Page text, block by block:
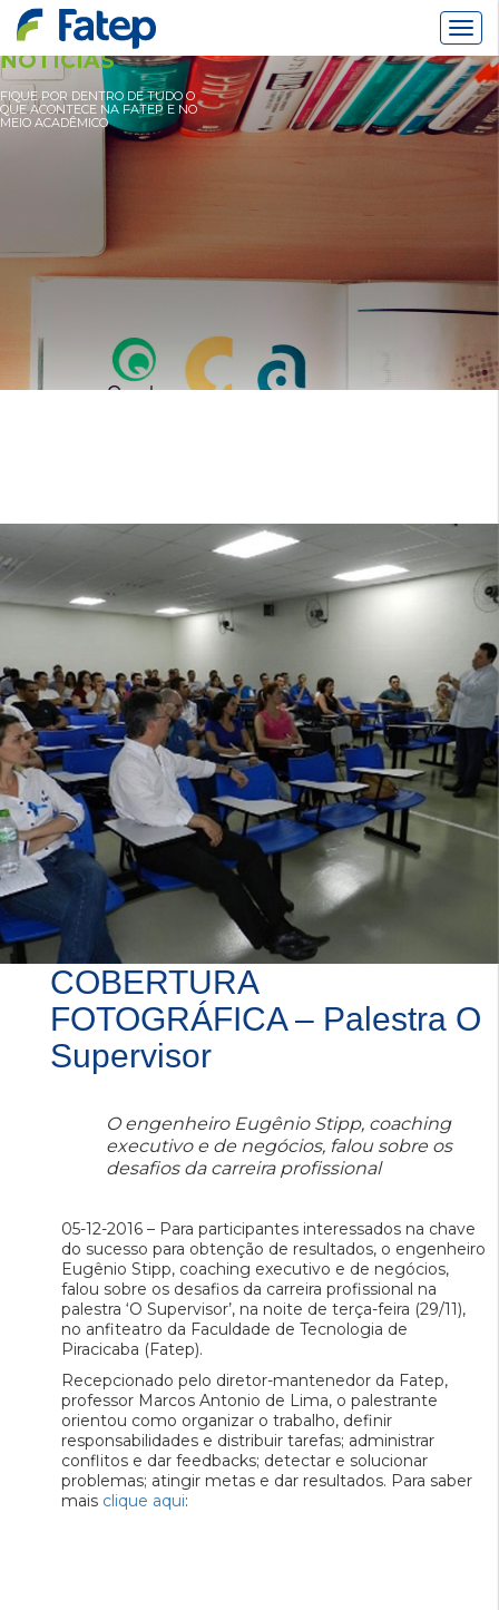
NOTÍCIAS
FIQUE POR DENTRO DE TUDO O
QUE ACONTECE NA FATEP E NO
MEIO ACADÊMICO
COBERTURA
FOTOGRÁFICA – Palestra O
Supervisor
O engenheiro Eugênio Stipp, coaching
executivo e de negócios, falou sobre os
desafios da carreira profissional
05-12-2016 – Para participantes interessados na chave
do sucesso para obtenção de resultados, o engenheiro
Eugênio Stipp, coaching executivo e de negócios,
falou sobre os desafios da carreira profissional na
palestra ‘O Supervisor’, na noite de terça-feira (29/11),
no anfiteatro da Faculdade de Tecnologia de
Piracicaba (Fatep).
Recepcionado pelo diretor-mantenedor da Fatep,
professor Marcos Antonio de Lima, o palestrante
orientou como organizar o trabalho, definir
responsabilidades e distribuir tarefas; administrar
conflitos e dar feedbacks; detectar e solucionar
problemas; atingir metas e dar resultados. Para saber
mais clique aqui: